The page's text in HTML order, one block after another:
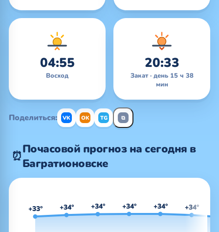
04:55
Восход
20:33
Закат · день 15 ч 38
мин
Поделиться: VK OK TG ⧉
⏰Почасовой прогноз на сегодня в
Багратионовске
+33° +34° +34° +34° +34° +34°